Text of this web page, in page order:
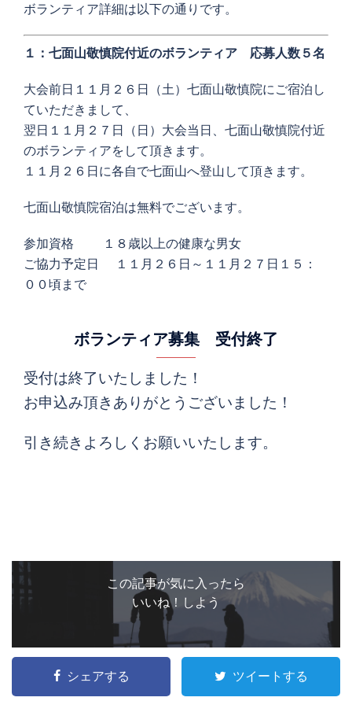
ボランティア詳細は以下の通りです。
１：七面山敬慎院付近のボランティア 応募人数５名
大会前日１１月２６日（土）七面山敬慎院にご宿泊し
ていただきまして、
翌日１１月２７日（日）大会当日、七面山敬慎院付近
のボランティアをして頂きます。
１１月２６日に各自で七面山へ登山して頂きます。
七面山敬慎院宿泊は無料でございます。
参加資格 １８歳以上の健康な男女
ご協力予定日 １１月２６日～１１月２７日１５：
００頃まで
ボランティア募集 受付終了
受付は終了いたしました！
お申込み頂きありがとうございました！
引き続きよろしくお願いいたします。
この記事が気に入ったら
いいね！しよう
シェアする ツイートする